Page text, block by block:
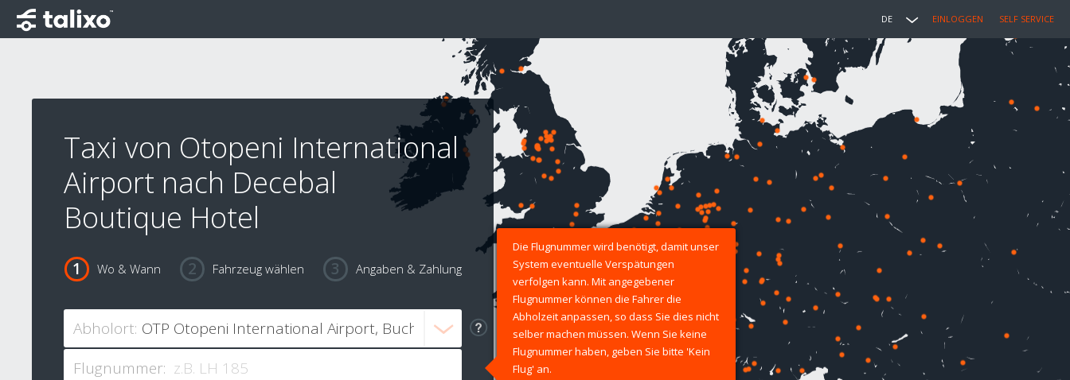
DE EINLOGGEN SELF SERVICE
Taxi von Otopeni International
Airport nach Decebal
Boutique Hotel
Wo & Wann Fahrzeug wählen Angaben & Zahlung
Abholort:
Flugnummer:
Die Flugnummer wird benötigt, damit unser
System eventuelle Verspätungen
verfolgen kann. Mit angegebener
Flugnummer können die Fahrer die
Abholzeit anpassen, so dass Sie dies nicht
selber machen müssen. Wenn Sie keine
Flugnummer haben, geben Sie bitte 'Kein
Flug' an.